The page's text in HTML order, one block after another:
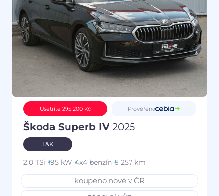
Ušetříte 295 200 Kč Prověřeno
Škoda Superb IV 2025
L&K
2.0 TSi 195 kW 4x4 benzín 6 257 km
koupeno nové v ČR